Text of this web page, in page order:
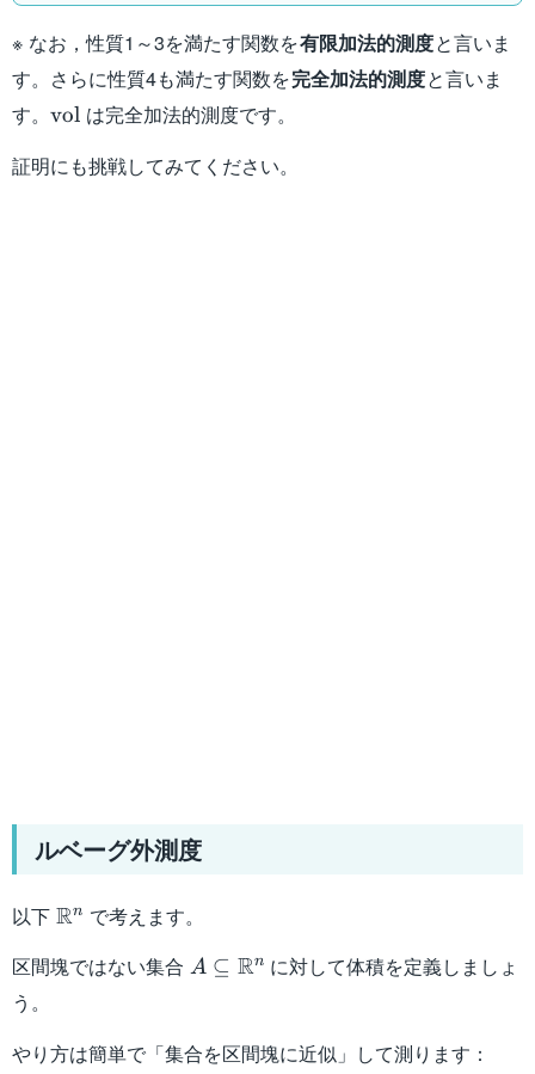
\end{cases}A_i \right) =
\sum_{i=1}^{\infty}
\mathrm{vol} \ (A_i)
※ なお，性質1～3を満たす関数を有限加法的測度と言いま
す。さらに性質4も満たす関数を完全加法的測度と言いま
す。 \mathrm{vol}
vol は完全加法的測度です。
証明にも挑戦してみてください。
ルベーグ外測度
以下 \mathbb{R}^n
Rn で考えます。
区間塊ではない集合 A\subseteq\mathbb{R}^n
A ⊆ Rn に対して体積を定義しましょ
う。
やり方は簡単で「集合を区間塊に近似」して測ります：